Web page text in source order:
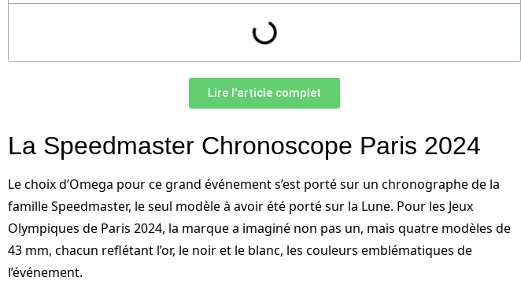
Lire l'article complet
La Speedmaster Chronoscope Paris 2024
Le choix d’Omega pour ce grand événement s’est porté sur un chronographe de la
famille Speedmaster, le seul modèle à avoir été porté sur la Lune. Pour les Jeux
Olympiques de Paris 2024, la marque a imaginé non pas un, mais quatre modèles de
43 mm, chacun reflétant l’or, le noir et le blanc, les couleurs emblématiques de
l’événement.